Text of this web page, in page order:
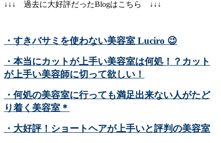
↓↓↓ 過去に大好評だったBlogはこちら ↓↓↓
・すきバサミを使わない美容室 Luciro 😉
・本当にカットが上手い美容室は何処！？カット
が上手い美容師に切って欲しい！
・何処の美容室に行っても満足出来ない人がたど
り着く美容室＊
・大好評！ショートヘアが上手いと評判の美容室